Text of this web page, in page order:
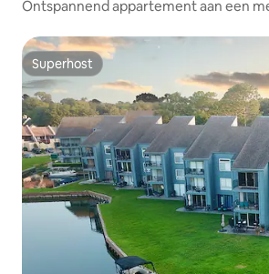
Ontspannend appartement aan een
Superhost
Superhost